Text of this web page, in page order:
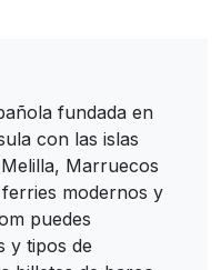
fundada en
con las islas
Marruecos
modernos y
puedes
y tipos de